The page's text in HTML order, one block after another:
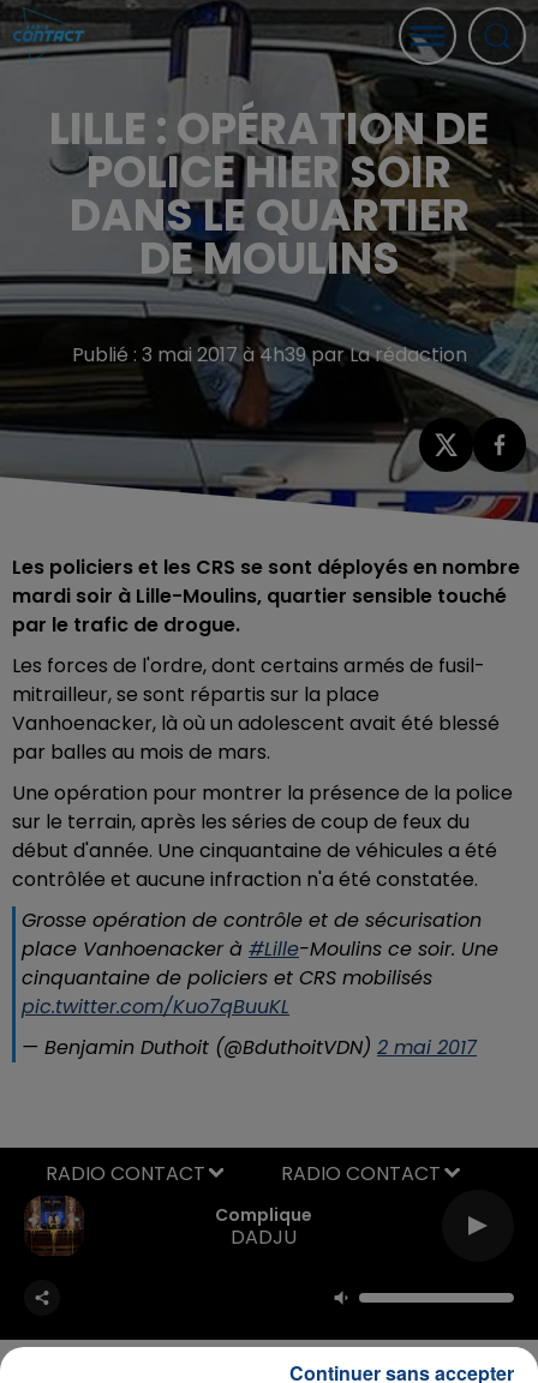
LILLE : OPÉRATION DE
POLICE HIER SOIR
DANS LE QUARTIER
DE MOULINS
Publié : 3 mai 2017 à 4h39 par La rédaction
Les policiers et les CRS se sont déployés en nombre
mardi soir à Lille-Moulins, quartier sensible touché
par le trafic de drogue.
Les forces de l'ordre, dont certains armés de fusil-
mitrailleur, se sont répartis sur la place
Vanhoenacker, là où un adolescent avait été blessé
par balles au mois de mars.
Une opération pour montrer la présence de la police
sur le terrain, après les séries de coup de feux du
début d'année. Une cinquantaine de véhicules a été
contrôlée et aucune infraction n'a été constatée.
Grosse opération de contrôle et de sécurisation
place Vanhoenacker à #Lille-Moulins ce soir. Une
cinquantaine de policiers et CRS mobilisés
pic.twitter.com/Kuo7qBuuKL
— Benjamin Duthoit (@BduthoitVDN) 2 mai 2017
Complique
DADJU
RADIO CONTACT
Continuer sans accepter